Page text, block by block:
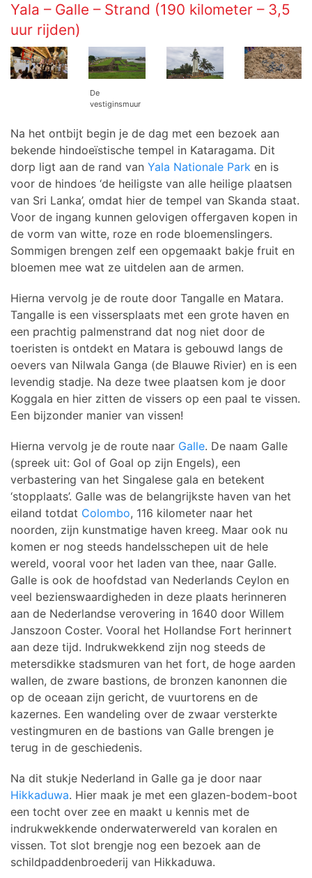
Yala – Galle – Strand (190 kilometer – 3,5
uur rijden)
De
vestiginsmuur
Na het ontbijt begin je de dag met een bezoek aan
bekende hindoeïstische tempel in Kataragama. Dit
dorp ligt aan de rand van Yala Nationale Park en is
voor de hindoes ‘de heiligste van alle heilige plaatsen
van Sri Lanka’, omdat hier de tempel van Skanda staat.
Voor de ingang kunnen gelovigen offergaven kopen in
de vorm van witte, roze en rode bloemenslingers.
Sommigen brengen zelf een opgemaakt bakje fruit en
bloemen mee wat ze uitdelen aan de armen.
Hierna vervolg je de route door Tangalle en Matara.
Tangalle is een vissersplaats met een grote haven en
een prachtig palmenstrand dat nog niet door de
toeristen is ontdekt en Matara is gebouwd langs de
oevers van Nilwala Ganga (de Blauwe Rivier) en is een
levendig stadje. Na deze twee plaatsen kom je door
Koggala en hier zitten de vissers op een paal te vissen.
Een bijzonder manier van vissen!
Hierna vervolg je de route naar Galle. De naam Galle
(spreek uit: Gol of Goal op zijn Engels), een
verbastering van het Singalese gala en betekent
‘stopplaats’. Galle was de belangrijkste haven van het
eiland totdat Colombo, 116 kilometer naar het
noorden, zijn kunstmatige haven kreeg. Maar ook nu
komen er nog steeds handelsschepen uit de hele
wereld, vooral voor het laden van thee, naar Galle.
Galle is ook de hoofdstad van Nederlands Ceylon en
veel bezienswaardigheden in deze plaats herinneren
aan de Nederlandse verovering in 1640 door Willem
Janszoon Coster. Vooral het Hollandse Fort herinnert
aan deze tijd. Indrukwekkend zijn nog steeds de
metersdikke stadsmuren van het fort, de hoge aarden
wallen, de zware bastions, de bronzen kanonnen die
op de oceaan zijn gericht, de vuurtorens en de
kazernes. Een wandeling over de zwaar versterkte
vestingmuren en de bastions van Galle brengen je
terug in de geschiedenis.
Na dit stukje Nederland in Galle ga je door naar
Hikkaduwa. Hier maak je met een glazen-bodem-boot
een tocht over zee en maakt u kennis met de
indrukwekkende onderwaterwereld van koralen en
vissen. Tot slot brengje nog een bezoek aan de
schildpaddenbroederij van Hikkaduwa.